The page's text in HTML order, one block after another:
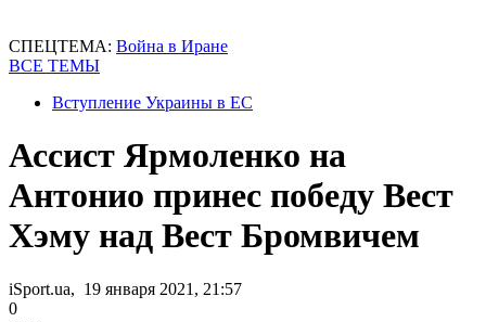
СПЕЦТЕМА: Война в Иране
ВСЕ ТЕМЫ
Вступление Украины в ЕС
Ассист Ярмоленко на
Антонио принес победу Вест
Хэму над Вест Бромвичем
iSport.ua, 19 января 2021, 21:57
0